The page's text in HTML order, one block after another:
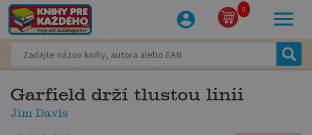
0
Garfield drží tlustou linii
Jim Davis